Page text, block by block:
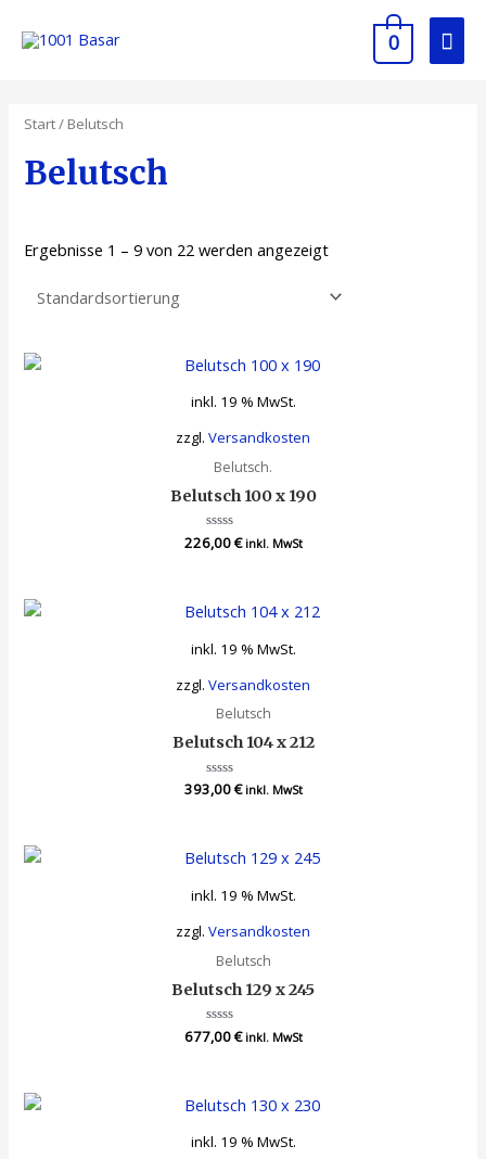
0
Start/ Belutsch
Belutsch
Ergebnisse 1 – 9 von 22 werden angezeigt
inkl. 19 % MwSt.
zzgl. Versandkosten
Belutsch.
Belutsch 100 x 190
Bewertet
mit
226,00€ inkl. MwSt
inkl. 19 % MwSt.
zzgl. Versandkosten
Belutsch
Belutsch 104 x 212
Bewertet
mit
393,00€ inkl. MwSt
inkl. 19 % MwSt.
zzgl. Versandkosten
Belutsch
Belutsch 129 x 245
Bewertet
mit
677,00€ inkl. MwSt
inkl. 19 % MwSt.